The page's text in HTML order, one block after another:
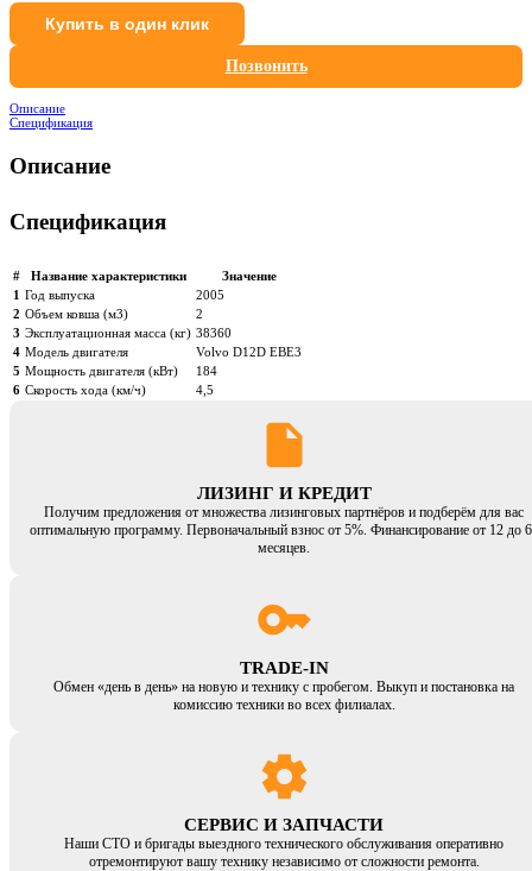
Купить в один клик
Позвонить
Описание
Спецификация
Описание
Спецификация
# Название характеристики
Значение
1 Год выпуска
2005
2 Объем ковша (м3)
2
3 Эксплуатационная масса (кг) 38360
4 Модель двигателя
Volvo D12D EBE3
5 Мощность двигателя (кВт)
184
6 Скорость хода (км/ч) 4,5
ЛИЗИНГ И КРЕДИТ
Получим предложения от множества лизинговых партнёров и подберём для вас
оптимальную программу. Первоначальный взнос от 5%. Финансирование от 12 до
месяцев.
TRADE-IN
Обмен «день в день» на новую и технику с пробегом. Выкуп и постановка на
комиссию техники во всех филиалах.
СЕРВИС И ЗАПЧАСТИ
Наши СТО и бригады выездного технического обслуживания оперативно
отремонтируют вашу технику независимо от сложности ремонта.